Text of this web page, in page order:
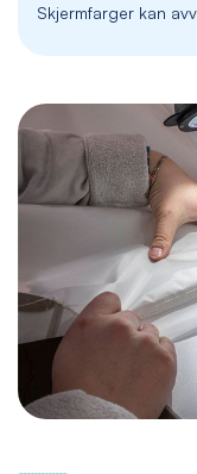
Skjermfarger kan